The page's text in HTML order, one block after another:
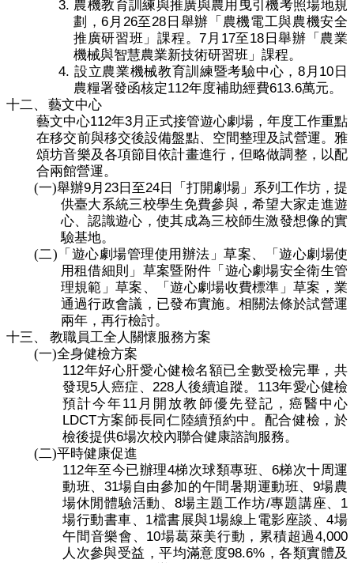
3. 農機教育訓練與推廣與農用曳引機考照場地規
劃，6 月 26至28 日舉辦「農機電工與農機安全
推廣研習班」課程。7 月 17至 18日舉辦「農業
機械與智慧農業新技術研習班」課程。
4. 設立農業機械教育訓練暨考驗中心， 8月 10 日
農糧署發函核定112年度補助經費613.6萬元。
十二、
藝文中心
藝文中心112年3月正式接管遊心劇場，年度工作重點
在移交前與移交後設備盤點、空間整理及試營運。雅
頌坊音樂及各項節目依計畫進行，但略做調整，以配
合兩館營運。
(一)舉辦9月 23日至24日「打開劇場」系列工作坊，提
供臺大系統三校學生免費參與，希望大家走進遊
心、認識遊心，使其成為三校師生激發想像的實
驗基地。
(二) 「遊心劇場管理使用辦法」草案、「遊心劇場使
用租借細則」草案暨附件「遊心劇場安全衛生管
理規範」草案、
「遊心劇場收費標準」草案，業
通過行政會議，已發布實施。相關法條於試營運
兩年，再行檢討。
十三、
教職員工全人關懷服務方案
(一)全身健檢方案
112年好心肝愛心健檢名額已全數受檢完畢，共
發現5人癌症、228 人後續追蹤。 113年愛心健檢
預計今年11 月開放教師優先登記，癌醫中心
LDCT方案師長同仁陸續預約中。配合健檢，於
檢後提供6場次校內聯合健康諮詢服務。
(二)平時健康促進
112年至今已辦理4梯次球類專班、 6梯次十周運
動班、 31場自由參加的午間暑期運動班、 9場農
場休閒體驗活動、 8場主題工作坊/專題講座、 1
場行動書車、 1檔書展與1場線上電影座談、4場
午間音樂會、 10場葛萊美行動，累積超過4,000
人次參與受益，平均滿意度98.6% ，各類實體及